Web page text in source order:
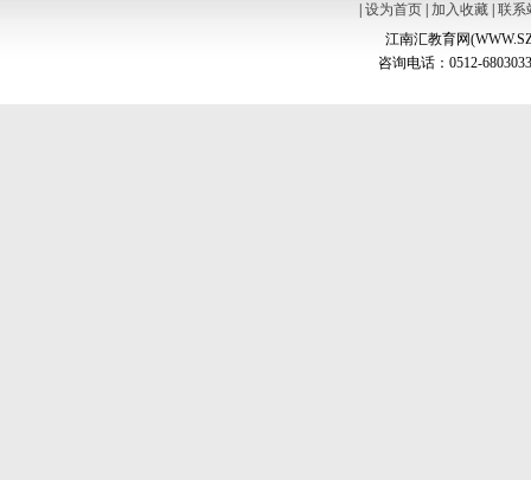
设为首页| 加入收藏| 联系
江南汇教育网
咨询电话：0512-